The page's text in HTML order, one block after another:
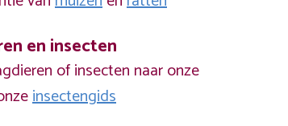
en insecten
of insecten naar onze
insectengids